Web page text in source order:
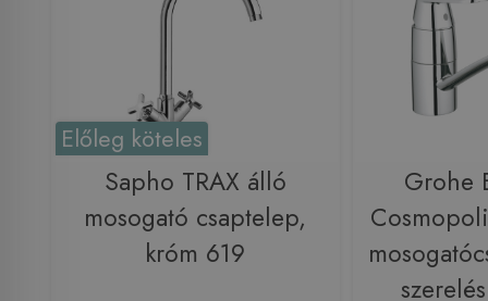
Előleg köteles
Sapho TRAX álló
mosogató csaptelep,
króm 619
Grohe